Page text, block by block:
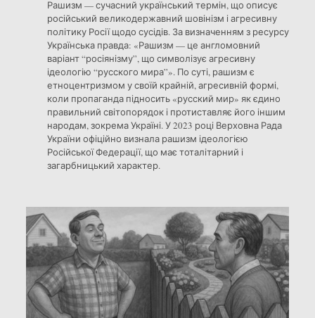
Рашизм — сучасний український термін, що описує
російський великодержавний шовінізм і агресивну
політику Росії щодо сусідів. За визначенням з ресурсу
Українська правда: «Рашизм — це англомовний
варіант “росіянізму”, що символізує агресивну
ідеологію “русского мира”». По суті, рашизм є
етноцентризмом у своїй крайній, агресивній формі,
коли пропаганда підносить «русский мир» як єдино
правильний світопорядок і протиставляє його іншим
народам, зокрема Україні. У 2023 році Верховна Рада
України офіційно визнала рашизм ідеологією
Російської Федерації, що має тоталітарний і
загарбницький характер.